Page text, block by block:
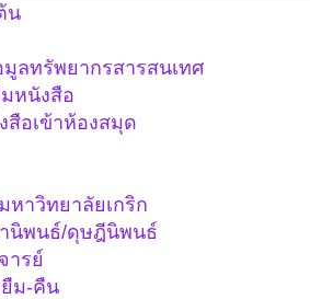
น
ลทรัพยากรสารสนเทศ
หนังสือ
สือเข้าห้องสมุด
หาวิทยาลัยเกริก
นิพนธ์/ดุษฎีนิพนธ์
ารย์
ม-คืน